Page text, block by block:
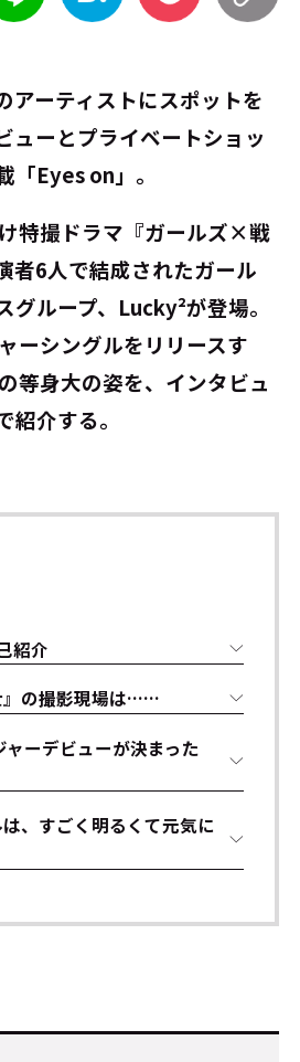
アーティストにスポットを
ューとプライベートショッ
「Eyes on」。
特撮ドラマ『ガールズ×戦
者6人で結成されたガール
グループ、Lucky²が登場。
ーシングルをリリースす
等身大の姿を、インタビュ
紹介する。
紹介
』の撮影現場は……
ーデビューが決まった
、すごく明るくて元気に